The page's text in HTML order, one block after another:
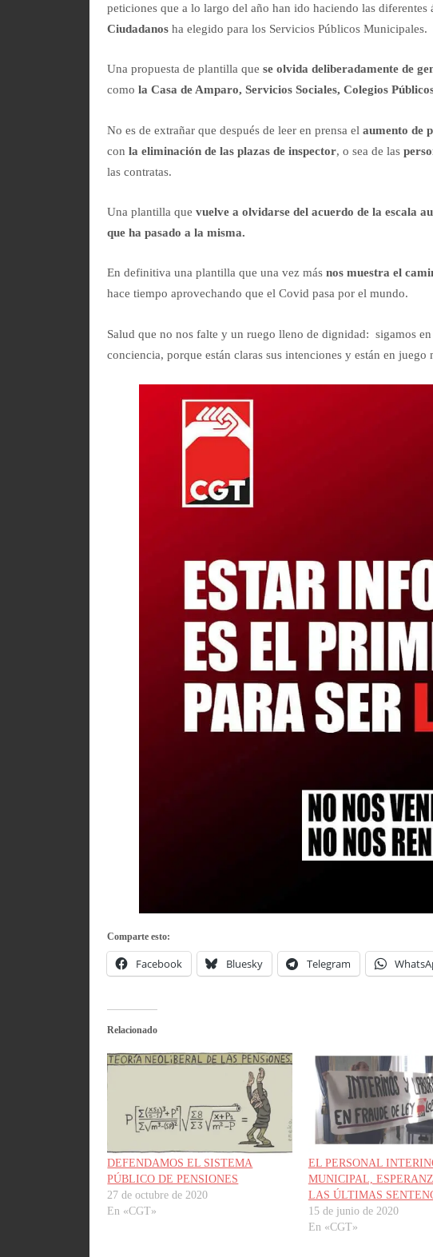
peticiones que a lo largo del año han ido haciendo las diferentes
Ciudadanos ha elegido para los Servicios Públicos Municipales.
Una propuesta de plantilla quese olvida deliberadamente de
comola Casa de Amparo, Servicios Sociales, Colegios
No es de extrañar que después de leer en prensa elaumento de
conla eliminación de las plazas de inspector, o sea de las
las contratas.
Una plantilla quevuelve a olvidarse del acuerdo de la escala
que ha pasado a la misma.
En definitiva una plantilla que una vez másnos muestra el
hace tiempo aprovechando que el Covid pasa por el mundo.
Salud que no nos falte y un ruego lleno de dignidad: sigamos
conciencia, porque están claras sus intenciones y están en juego
Comparte esto:
Facebook Bluesky Telegram
Relacionado
DEFENDAMOS EL SISTEMA
PÚBLICO DE PENSIONES
27 de octubre de 2020
En «CGT»
EL PERSONAL
MUNICIPAL,
LAS ÚLTIMAS
15 de junio de 2020
En «CGT»